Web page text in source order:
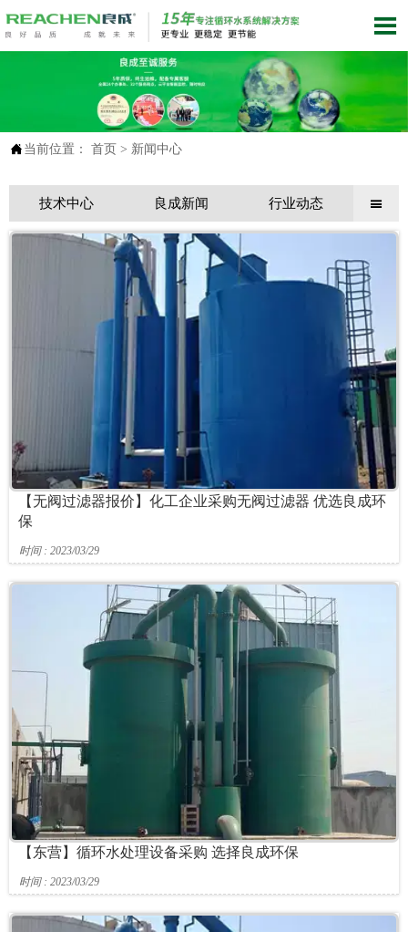

 当前位置： 首页 > 新闻中心
技术中心 良成新闻 行业动态 
【无阀过滤器报价】化工企业采购无阀过滤器 优选良成环
保
时间 : 2023/03/29
【东营】循环水处理设备采购 选择良成环保
时间 : 2023/03/29